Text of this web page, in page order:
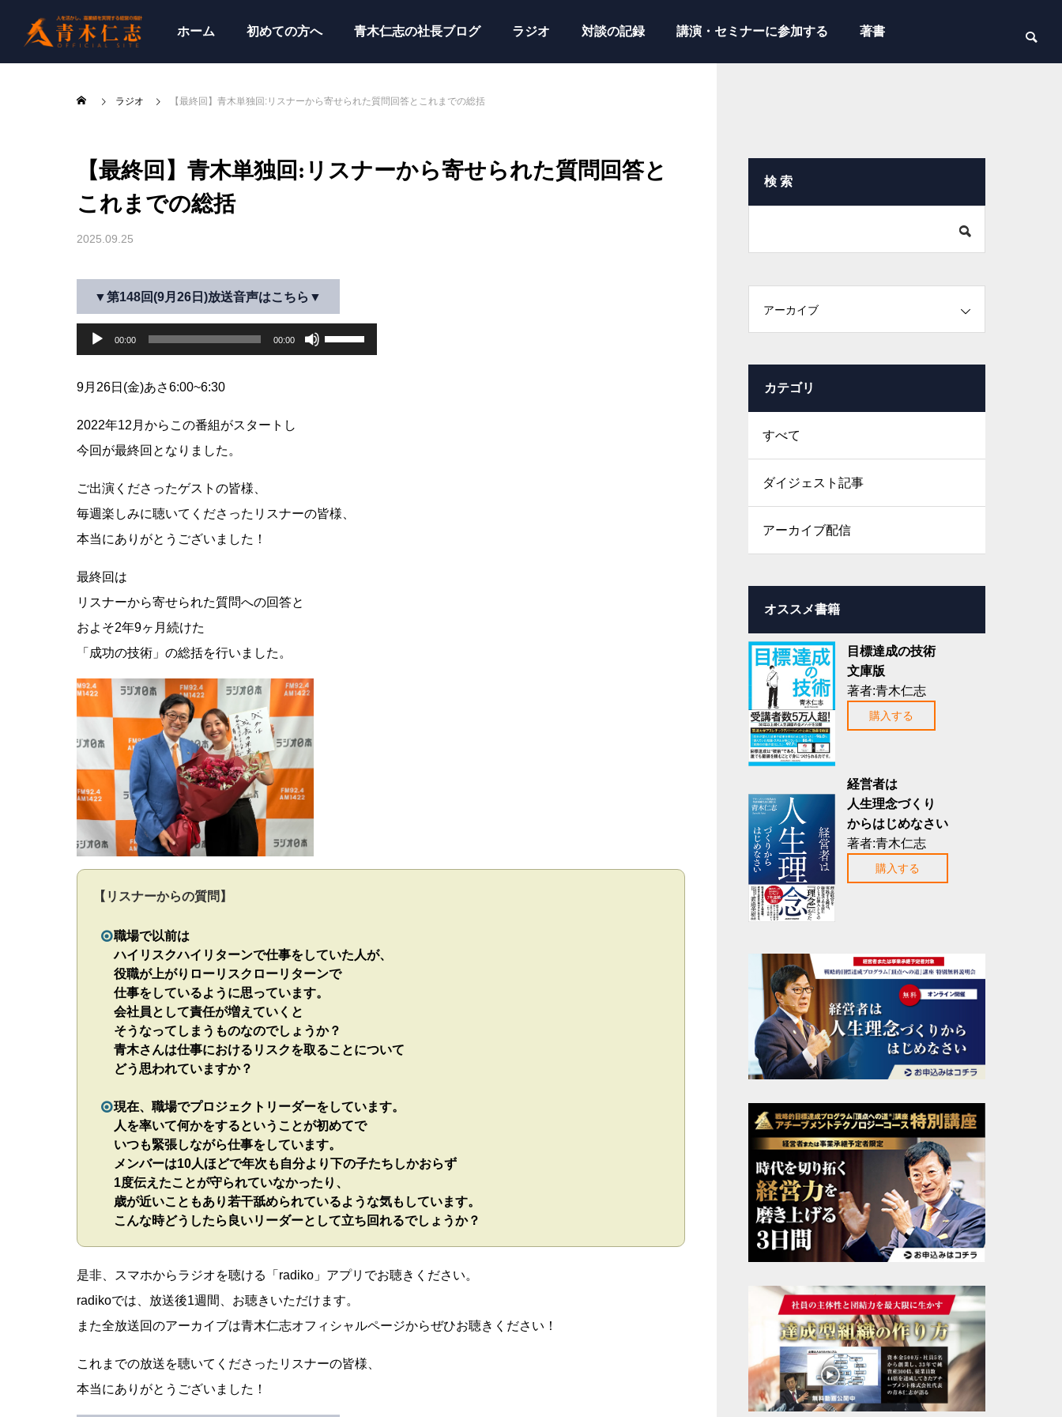
ホーム 初めての方へ 青木仁志の社長ブログ ラジオ 対談の記録 講演・セミナーに参加する 著書
ラジオ 【最終回】青木単独回:リスナーから寄せられた質問回答とこれまでの総括
【最終回】青木単独回:リスナーから寄せられた質問回答と
これまでの総括
2025.09.25
▼第148回(9月26日)放送音声はこちら▼
プ
ヤ
ー
00:00 00:00
ボ
に
さ
9月26日(金)あさ6:00~6:30
2022年12月からこの番組がスタートし
今回が最終回となりました。
ご出演くださったゲストの皆様、
毎週楽しみに聴いてくださったリスナーの皆様、
本当にありがとうございました！
最終回は
リスナーから寄せられた質問への回答と
およそ2年9ヶ月続けた
「成功の技術」の総括を行いました。
【リスナーからの質問】
職場で以前は
ハイリスクハイリターンで仕事をしていた人が、
役職が上がりローリスクローリターンで
仕事をしているように思っています。
会社員として責任が増えていくと
そうなってしまうものなのでしょうか？
青木さんは仕事におけるリスクを取ることについて
どう思われていますか？
現在、職場でプロジェクトリーダーをしています。
人を率いて何かをするということが初めてで
いつも緊張しながら仕事をしています。
メンバーは10人ほどで年次も自分より下の子たちしかおらず
1度伝えたことが守られていなかったり、
歳が近いこともあり若干舐められているような気もしています。
こんな時どうしたら良いリーダーとして立ち回れるでしょうか？
是非、スマホからラジオを聴ける「radiko」アプリでお聴きください。
radikoでは、放送後1週間、お聴きいただけます。
また全放送回のアーカイブは青木仁志オフィシャルページからぜひお聴きください！
これまでの放送を聴いてくださったリスナーの皆様、
本当にありがとうございました！
検 索
アーカイブ
カテゴリ
すべて
ダイジェスト記事
アーカイブ配信
オススメ書籍
目標達成の技術
文庫版
著者:青木仁志
購入する
経営者は
人生理念づくり
からはじめなさい
著者:青木仁志
購入する